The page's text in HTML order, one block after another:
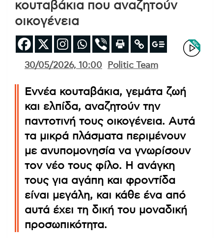
κουταβάκια που αναζητούν
οικογένεια
30/05/2026, 10:00 Politic Team
Εννέα κουταβάκια, γεμάτα ζωή
και ελπίδα, αναζητούν την
παντοτινή τους οικογένεια. Αυτά
τα μικρά πλάσματα περιμένουν
με ανυπομονησία να γνωρίσουν
τον νέο τους φίλο. Η ανάγκη
τους για αγάπη και φροντίδα
είναι μεγάλη, και κάθε ένα από
αυτά έχει τη δική του μοναδική
προσωπικότητα.